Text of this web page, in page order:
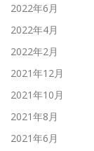
2022年6月
2022年4月
2022年2月
2021年12月
2021年10月
2021年8月
2021年6月